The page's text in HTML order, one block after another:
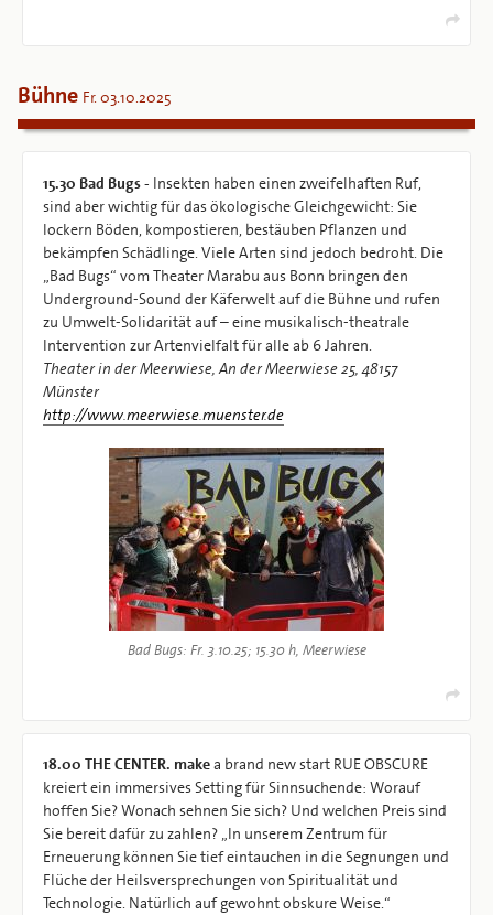
Bühne Fr. 03.10.2025
15.30 Bad Bugs - Insekten haben einen zweifelhaften Ruf,
sind aber wichtig für das ökologische Gleichgewicht: Sie
lockern Böden, kompostieren, bestäuben Pflanzen und
bekämpfen Schädlinge. Viele Arten sind jedoch bedroht. Die
„Bad Bugs“ vom Theater Marabu aus Bonn bringen den
Underground-Sound der Käferwelt auf die Bühne und rufen
zu Umwelt-Solidarität auf – eine musikalisch-theatrale
Intervention zur Artenvielfalt für alle ab 6 Jahren.
Theater in der Meerwiese, An der Meerwiese 25, 48157
Münster
http://www.meerwiese.muenster.de
Bad Bugs: Fr. 3.10.25; 15.30 h, Meerwiese
18.00 THE CENTER. makea brand new start RUE OBSCURE
kreiert ein immersives Setting für Sinnsuchende: Worauf
hoffen Sie? Wonach sehnen Sie sich? Und welchen Preis sind
Sie bereit dafür zu zahlen? „In unserem Zentrum für
Erneuerung können Sie tief eintauchen in die Segnungen und
Flüche der Heilsversprechungen von Spiritualität und
Technologie. Natürlich auf gewohnt obskure Weise.“